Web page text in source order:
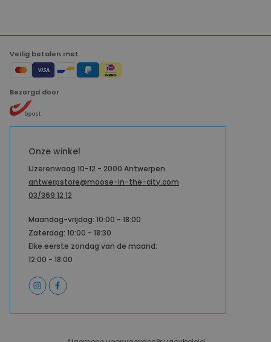
Veilig betalen met
Bezorgd door
Onze winkel
IJzerenwaag 10-12 - 2000 Antwerpen
antwerpstore@moose-in-the-city.com
03/369 12 12
Maandag-vrijdag: 10:00 - 18:00
Zaterdag: 10:00 - 18:30
Elke eerste zondag van de maand:
12:00 - 18:00